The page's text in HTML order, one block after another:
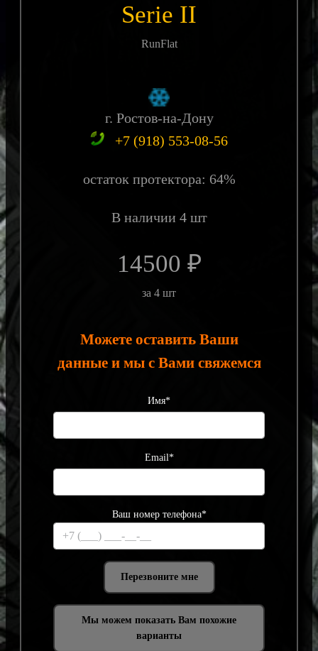
Serie II
RunFlat
г. Ростов-на-Дону
+7 (918) 553-08-56
остаток протектора: 64%
В наличии 4 шт
14500 ₽
за 4 шт
Можете оставить Ваши
данные и мы с Вами свяжемся
Имя*
Email*
Ваш номер телефона*
Мы можем показать Вам похожие
варианты